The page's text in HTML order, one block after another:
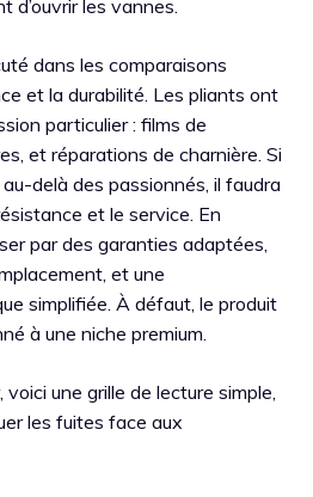
d’ouvrir les vannes.
dans les comparaisons
et la durabilité. Les pliants ont
particulier : films de
et réparations de charnière. Si
delà des passionnés, il faudra
et le service. En
par des garanties adaptées,
et une
simplifiée. À défaut, le produit
à une niche premium.
une grille de lecture simple,
les fuites face aux